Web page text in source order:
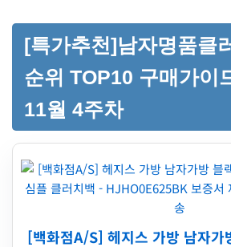
[특가추천]남자명품클
순위 TOP10 구매가이
11월 4주차
[백화점A/S] 헤지스 가방 남자가